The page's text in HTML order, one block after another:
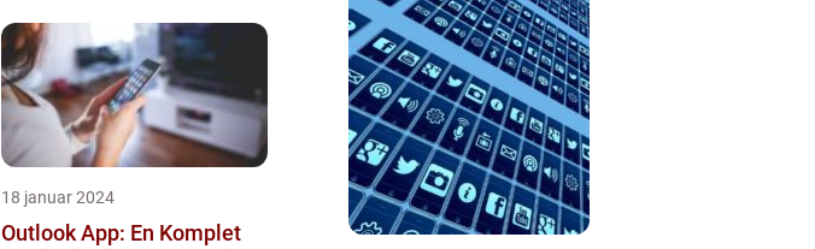
18 januar 2024
Outlook App: En Komplet